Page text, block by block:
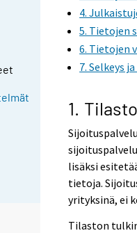
4.
5. Tietojen
6. Tietojen
7. Selkeys
1.
lisäksi
tietoja.
yrityksinä, ei
Tilaston